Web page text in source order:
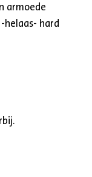
armoede
hard